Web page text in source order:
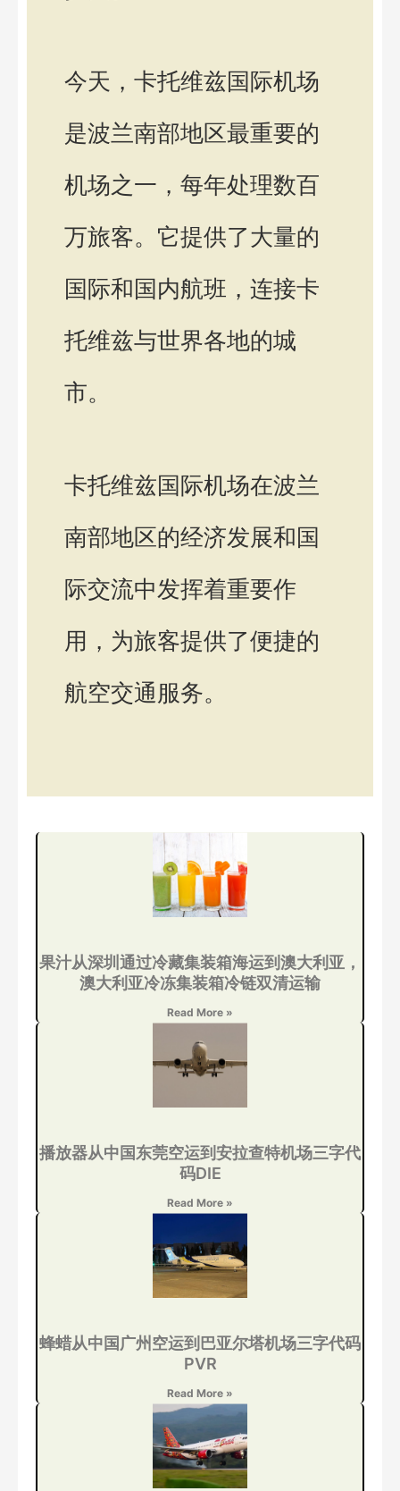
今天，卡托维兹国际机场
是波兰南部地区最重要的
机场之一，每年处理数百
万旅客。它提供了大量的
国际和国内航班，连接卡
托维兹与世界各地的城
市。
卡托维兹国际机场在波兰
南部地区的经济发展和国
际交流中发挥着重要作
用，为旅客提供了便捷的
航空交通服务。
果汁从深圳通过冷藏集装箱海运到澳大利亚，
澳大利亚冷冻集装箱冷链双清运输
Read More »
播放器从中国东莞空运到安拉查特机场三字代
码DIE
Read More »
蜂蜡从中国广州空运到巴亚尔塔机场三字代码
PVR
Read More »